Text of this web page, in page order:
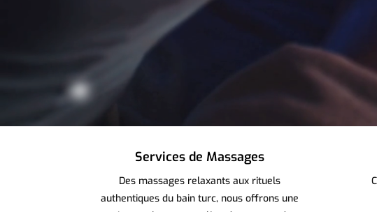
Services de Massages
Des massages relaxants aux rituels
authentiques du bain turc, nous offrons une